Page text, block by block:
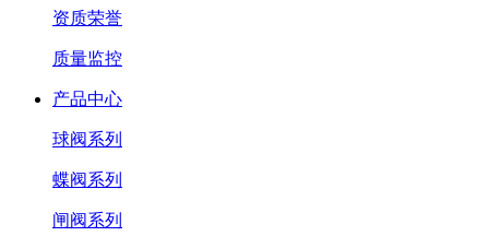
资质荣誉
质量监控
产品中心
球阀系列
蝶阀系列
闸阀系列